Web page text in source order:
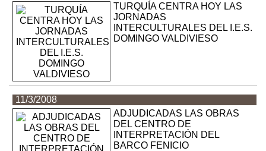
TURQUÍA CENTRA HOY LAS
JORNADAS
INTERCULTURALES DEL I.E.S.
DOMINGO VALDIVIESO
11/3/2008
ADJUDICADAS LAS OBRAS
DEL CENTRO DE
INTERPRETACIÓN DEL
BARCO FENICIO